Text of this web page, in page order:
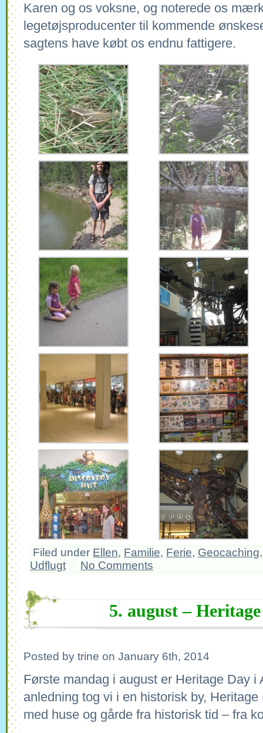
Karen og os voksne, og noterede os
legetøjsproducenter til kommende
sagtens have købt os endnu fattigere.
Filed under Ellen, Familie, Ferie, Geocaching
Udflugt
No Comments
5. august –
Posted by trine on January 6th, 2014
Første mandag i august er Heritage Day i
anledning tog vi i en historisk by,
med huse og gårde fra historisk tid – fra